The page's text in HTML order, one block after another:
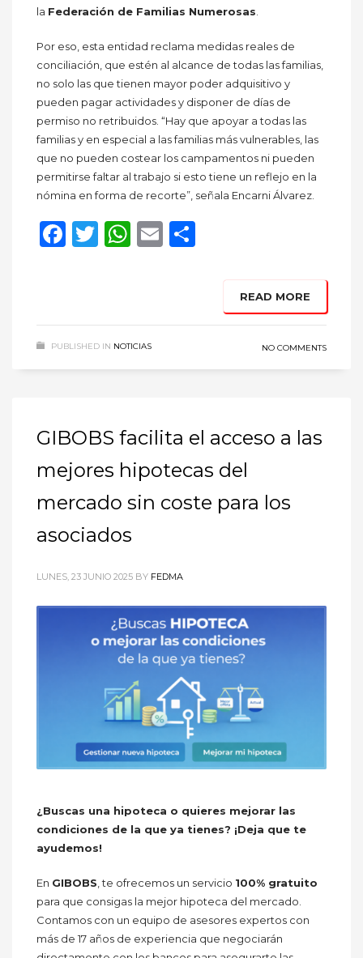
la Federación de Familias Numerosas
Por eso, esta entidad reclama medidas reales de
conciliación, que estén al alcance de todas las familias,
no solo las que tienen mayor poder adquisitivo y
pueden pagar actividades y disponer de días de
permiso no retribuidos. “Hay que apoyar a todas las
familias y en especial a las familias más vulnerables, las
que no pueden costear los campamentos ni pueden
permitirse faltar al trabajo si esto tiene un reflejo en la
nómina en forma de recorte”, señala Encarni Álvarez.
Facebook
Twitter
WhatsApp
Email
READ MORE
PUBLISHED IN NOTICIAS NO COMMENTS
GIBOBS facilita el acceso a las
mejores hipotecas del
mercado sin coste para los
asociados
LUNES, 23 JUNIO 2025 BY FEDMA
¿Buscas una hipoteca o quieres mejorar las
condiciones de la que ya tienes? ¡Deja que te
ayudemos!
En GIBOBS, te ofrecemos un servicio 100% gratuito
para que consigas la mejor hipoteca del mercado.
Contamos con un equipo de asesores expertos con
más de 17 años de experiencia que negociarán